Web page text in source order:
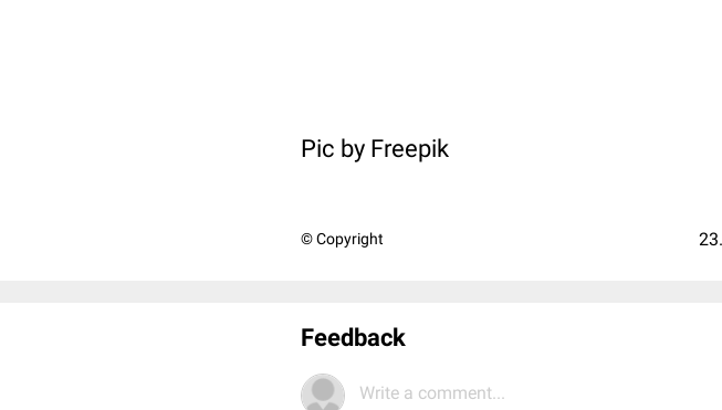
Pic by Freepik
© Copyright
Feedback
Write a comment...